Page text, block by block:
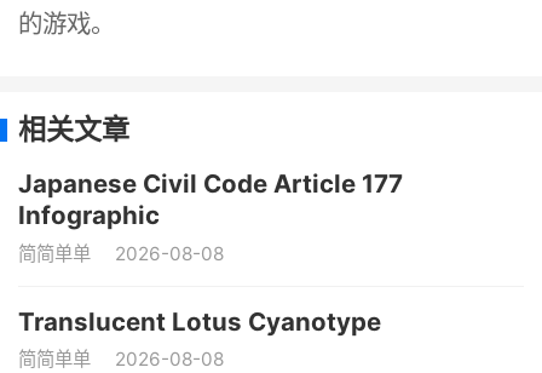
的游戏。
相关文章
Japanese Civil Code Article 177
Infographic
简简单单 2026-08-08
Translucent Lotus Cyanotype
简简单单 2026-08-08